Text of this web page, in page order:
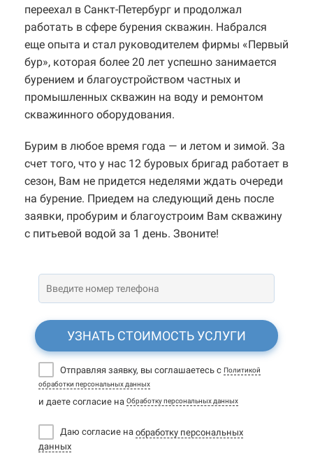
переехал в Санкт-Петербург и продолжал
работать в сфере бурения скважин. Набрался
еще опыта и стал руководителем фирмы «Первый
бур», которая более 20 лет успешно занимается
бурением и благоустройством частных и
промышленных скважин на воду и ремонтом
скважинного оборудования.
Бурим в любое время года — и летом и зимой. За
счет того, что у нас 12 буровых бригад работает в
сезон, Вам не придется неделями ждать очереди
на бурение. Приедем на следующий день после
заявки, пробурим и благоустроим Вам скважину
с питьевой водой за 1 день. Звоните!
УЗНАТЬ СТОИМОСТЬ УСЛУГИ
Отправляя заявку, вы соглашаетесь с Политикой
обработки персональных данных
и даете согласие на Обработку персональных данных
Даю согласие на обработку персональных
данных